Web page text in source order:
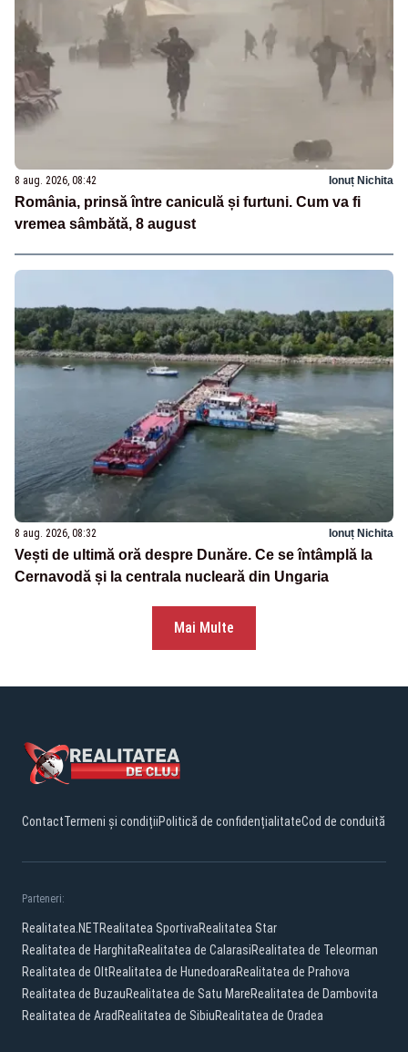
8 aug. 2026, 08:42 Ionuț Nichita
România, prinsă între caniculă și furtuni. Cum va fi
vremea sâmbătă, 8 august
8 aug. 2026, 08:32 Ionuț Nichita
Vești de ultimă oră despre Dunăre. Ce se întâmplă la
Cernavodă și la centrala nucleară din Ungaria
Mai Multe
ContactTermeni și condițiiPolitică de confidențialitateCod de conduită
Parteneri:
Realitatea.NETRealitatea SportivaRealitatea Star
Realitatea de HarghitaRealitatea de CalarasiRealitatea de Teleorman
Realitatea de OltRealitatea de HunedoaraRealitatea de Prahova
Realitatea de BuzauRealitatea de Satu MareRealitatea de Dambovita
Realitatea de Arad Realitatea de SibiuRealitatea de Oradea